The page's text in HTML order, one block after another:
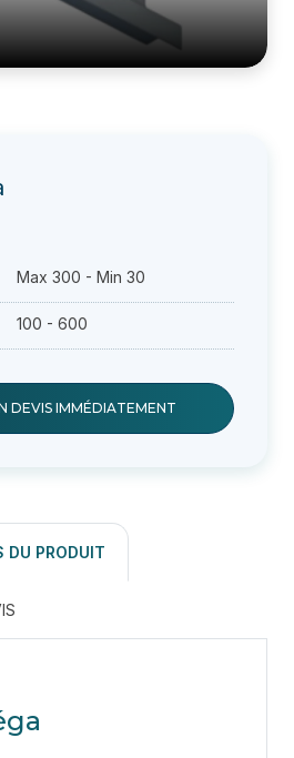
Max 300 - Min 30
100 - 600
DEVIS IMMÉDIATEMENT
DU PRODUIT